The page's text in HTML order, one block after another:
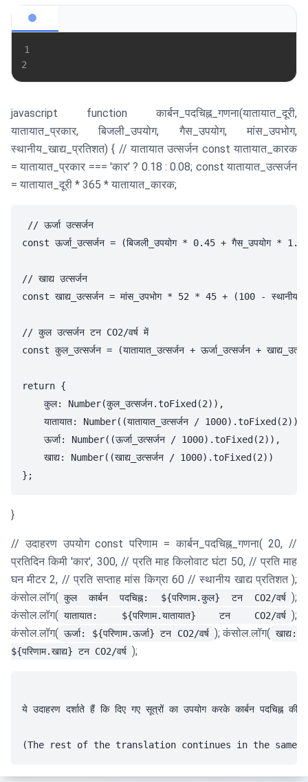
1
2
javascript function कार्बन_पदचिह्न_गणना(यातायात_दूरी,
यातायात_प्रकार, बिजली_उपयोग, गैस_उपयोग, मांस_उपभोग,
स्थानीय_खाद्य_प्रतिशत) { // यातायात उत्सर्जन const यातायात_कारक
= यातायात_प्रकार === 'कार' ? 0.18 : 0.08; const यातायात_उत्सर्जन
= यातायात_दूरी * 365 * यातायात_कारक;
// ऊर्जा उत्सर्जन
const ऊर्जा_उत्सर्जन = (बिजली_उपयोग * 0.45 + गैस_उपयोग *
// खाद्य उत्सर्जन
const खाद्य_उत्सर्जन = मांस_उपभोग * 52 * 45 + (100 -
// कुल उत्सर्जन टन CO2/वर्ष में
const कुल_उत्सर्जन = (यातायात_उत्सर्जन + ऊर्जा_उत्सर्जन +
return {
    कुल: Number(कुल_उत्सर्जन.toFixed(2)),
    यातायात: Number((यातायात_उत्सर्जन / 1000).toFixed(2)),
    ऊर्जा: Number((ऊर्जा_उत्सर्जन / 1000).toFixed(2)),
    खाद्य: Number((खाद्य_उत्सर्जन / 1000).toFixed(2))
}
// उदाहरण उपयोग const परिणाम = कार्बन_पदचिह्न_गणना( 20, //
प्रतिदिन किमी 'कार', 300, // प्रति माह किलोवाट घंटा 50, // प्रति माह
घन मीटर 2, // प्रति सप्ताह मांस किग्रा 60 // स्थानीय खाद्य प्रतिशत );
कंसोल.लॉग( कुल कार्बन पदचिह्न: ${परिणाम.कुल} टन CO2/वर्ष );
कंसोल.लॉग( यातायात: ${परिणाम.यातायात} टन CO2/वर्ष );
कंसोल.लॉग( ऊर्जा: ${परिणाम.ऊर्जा} टन CO2/वर्ष ); कंसोल.लॉग( खाद्य:
${परिणाम.खाद्य} टन CO2/वर्ष );
ये उदाहरण दर्शाते हैं कि दिए गए सूत्रों का उपयोग करके कार्बन